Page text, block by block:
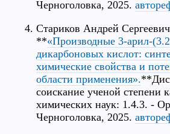
Черноголовка, 2025.
Стариков Андрей
**«Производные 3-арил-
дикарбоновых кислот:
химические свойства и
области применения».
соискание ученой степени
химических наук: 1.4.3. -
Черноголовка, 2025.